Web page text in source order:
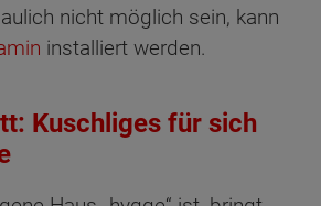
nicht möglich sein, kann
installiert werden.
Kuschliges für sich